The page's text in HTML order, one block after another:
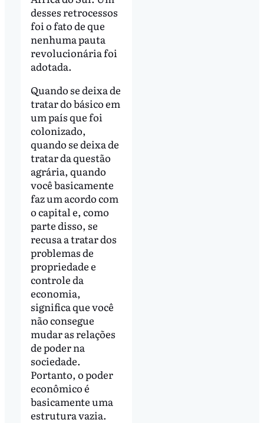
desses retrocessos
foi o fato de que
nenhuma pauta
revolucionária foi
adotada.
Quando se deixa de
tratar do básico em
um país que foi
colonizado,
quando se deixa de
tratar da questão
agrária, quando
você basicamente
faz um acordo com
o capital e, como
parte disso, se
recusa a tratar dos
problemas de
propriedade e
controle da
economia,
significa que você
não consegue
mudar as relações
de poder na
sociedade.
Portanto, o poder
econômico é
basicamente uma
estrutura vazia.